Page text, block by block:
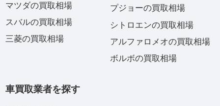
マツダの買取相場
スバルの買取相場
三菱の買取相場
プジョーの買取相場
シトロエンの買取相場
アルファロメオの買取相場
ボルボの買取相場
車買取業者を探す